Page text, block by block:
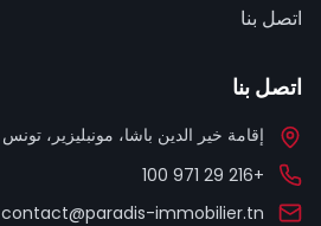
اتصل بنا
اتصل بنا
إقامة خير الدين باشا، مونبليزير، تونس 1082
+216 29 971 100
contact@paradis-immobilier.tn